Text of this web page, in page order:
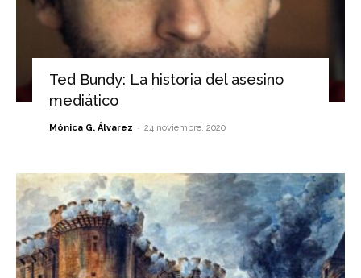
Ted Bundy: La historia del asesino
mediático
Mónica G. Álvarez - 24 noviembre, 2020